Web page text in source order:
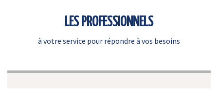
LES PROFESSIONNELS
à votre service pour répondre à vos besoins